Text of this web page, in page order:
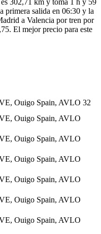
primera salida en 06:30 y la
a Valencia por tren por
El mejor precio para este
Ouigo Spain, AVLO 32
Ouigo Spain, AVLO
Ouigo Spain, AVLO
Ouigo Spain, AVLO
Ouigo Spain, AVLO
Ouigo Spain, AVLO
Ouigo Spain, AVLO